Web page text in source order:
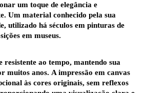
um toque de elegância e
Um material conhecido pela sua
utilizado há séculos em pinturas de
em museus.
resistente ao tempo, mantendo sua
muitos anos. A impressão em canvas
às cores originais, sem reflexos